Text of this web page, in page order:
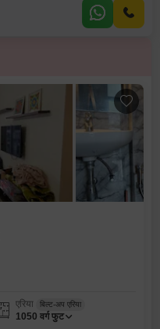
एरिया बिल्ट-अप एरिया
1050 वर्ग फुट